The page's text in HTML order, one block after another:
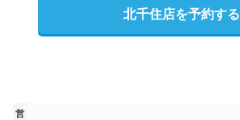
北千住店を予約する
営